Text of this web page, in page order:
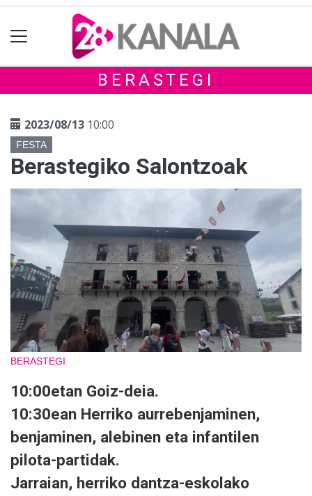
BERASTEGI
2023/08/13 10:00
FESTA
Berastegiko Salontzoak
BERASTEGI
10:00etan Goiz-deia.
10:30ean Herriko aurrebenjaminen,
benjaminen, alebinen eta infantilen
pilota-partidak.
Jarraian, herriko dantza-eskolako